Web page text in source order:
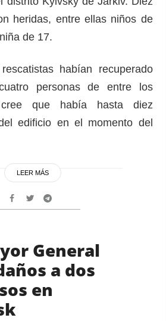
heridas, entre ellas niños de
de 17.
habían recuperado
personas de entre los
que había hasta diez
edificio en el momento del
LEER MÁS
General
a dos
en